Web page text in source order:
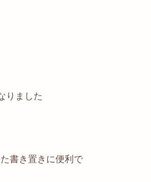
りました
書き置きに便利で